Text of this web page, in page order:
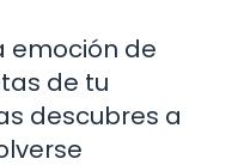
emoción de
de tu
descubres a